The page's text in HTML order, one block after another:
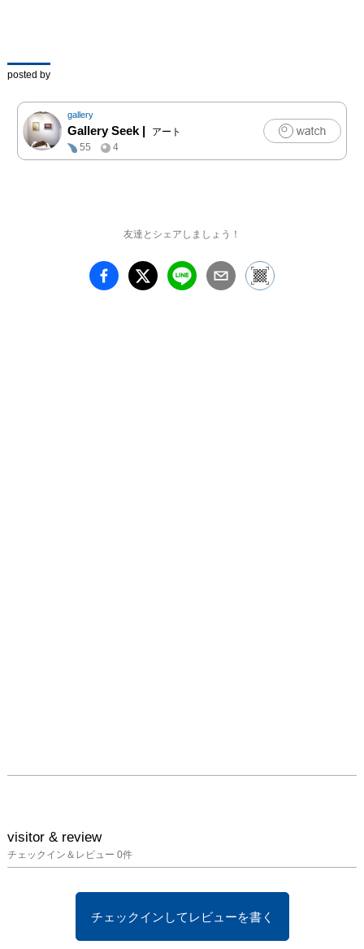
画学科日本画専攻卒業
2006年　第3回前田青邨
記念大賞展　奨励賞
(同08入選)
2007年　東京藝術大学大
学院美術研究科文化財
大学院修了制作　東京藝
有芽の会　(池
袋西武)　(同08、09日本
posted by
gallery
Gallery Seek |
アート
55
4
友達とシェアしましょう！
visitor & review
チェックイン＆レビュー 0件
チェックインしてレビューを書く